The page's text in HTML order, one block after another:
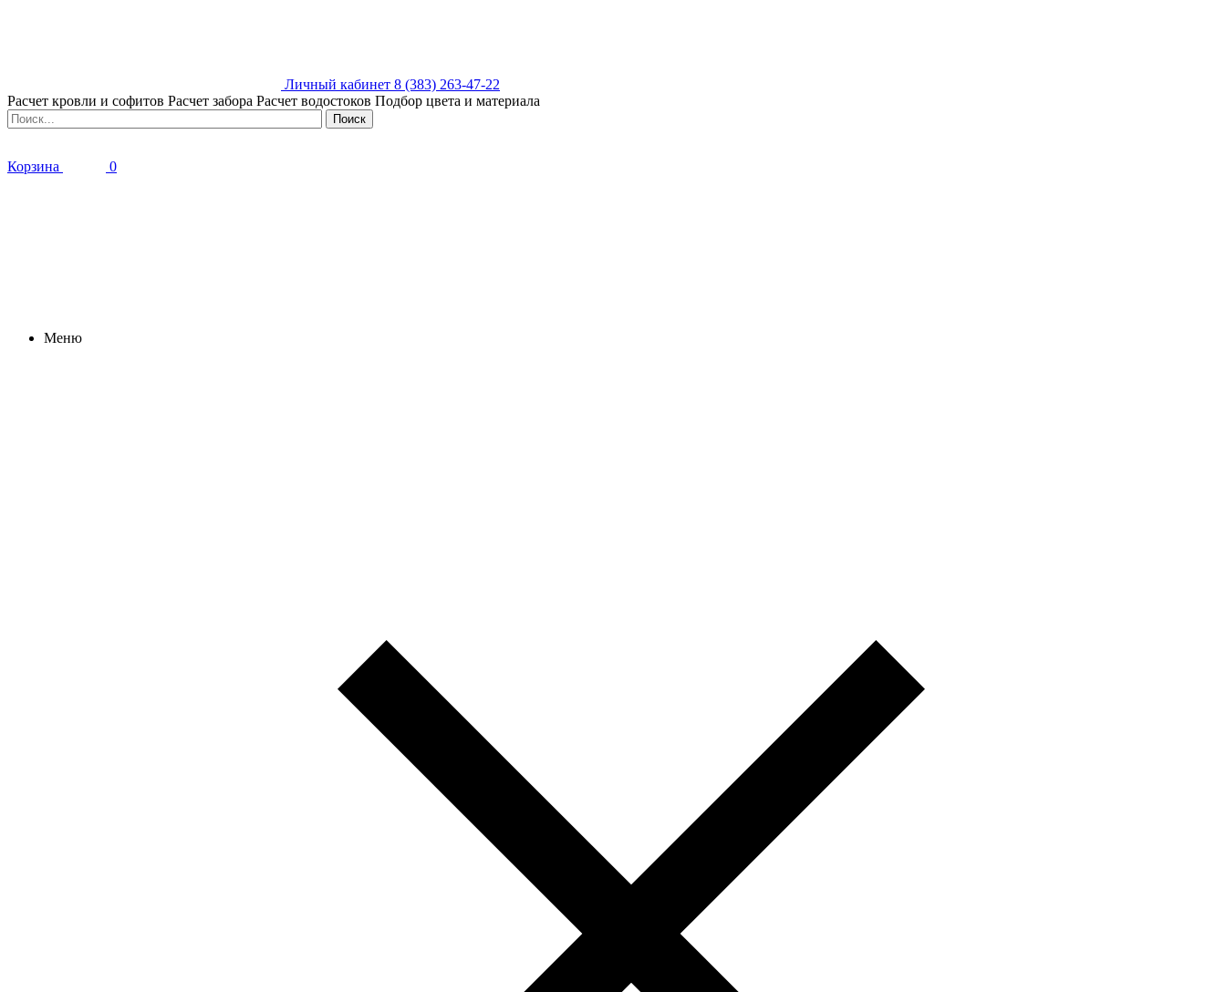
Личный кабинет 8 (383) 263-47-22
Расчет кровли и софитов Расчет забора Расчет водостоков Подбор цвета и материала
Корзина 0
Меню